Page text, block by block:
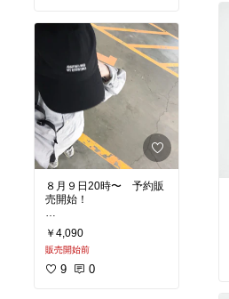
家族用にまた購入したい
と思います。
#雨晴兼用
#ファッション雑貨
#紫外
線対策 #プチプラ
#UVカット
８月９日20時〜 予約販
売開始！
#オリジナル写真
サイズも良かったし
￥4,090
販売開始前
9 0